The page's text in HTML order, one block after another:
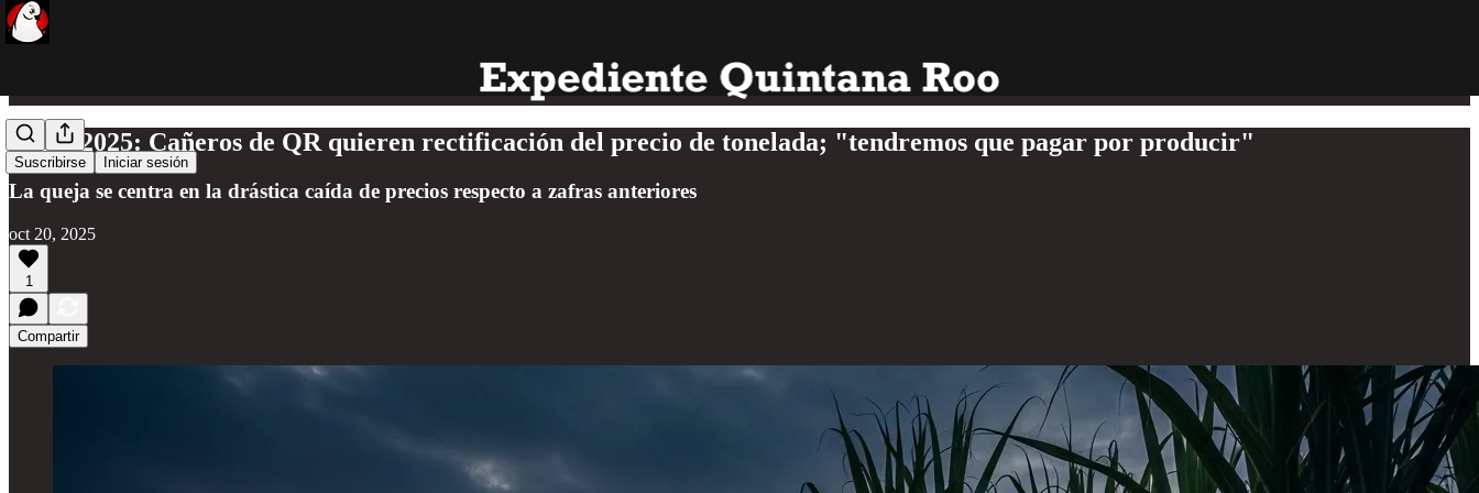
Suscribirse Iniciar sesión
Zafra 2025: Cañeros de QR quieren rectificación del precio de tonelada; "tendremos que pagar por producir"
La queja se centra en la drástica caída de precios respecto a zafras anteriores
oct 20, 2025
1
Compartir